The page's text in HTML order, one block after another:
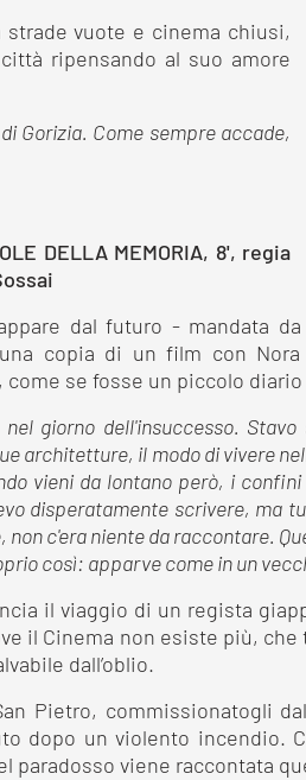
strade vuote e cinema chiusi,
ripensando al suo amore
Gorizia. Come sempre accade,
DELLA MEMORIA, 8', regia
dal futuro - mandata
copia di un film con
come se fosse un piccolo
giorno dell'insuccesso.
architetture, il modo di vivere
vieni da lontano però, i
disperatamente scrivere, ma
non c'era niente da raccontare.
così: apparve come in un
il viaggio di un regista
il Cinema non esiste più,
dall’oblio.
Pietro, commissionatogli
dopo un violento
paradosso viene raccontata